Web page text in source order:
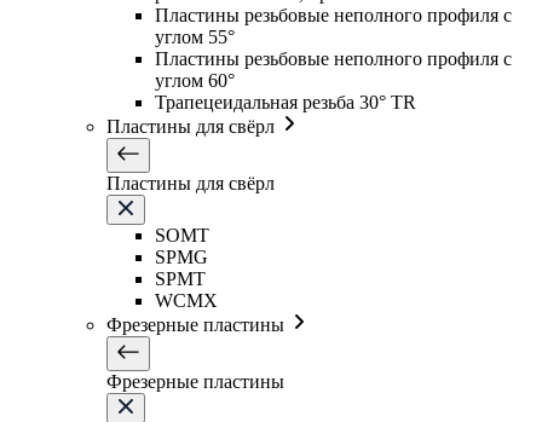
Пластины резьбовые неполного профиля с
углом 55°
Пластины резьбовые неполного профиля с
углом 60°
Трапецеидальная резьба 30° TR
Пластины для свёрл
Пластины для свёрл
SOMT
SPMG
SPMT
WCMX
Фрезерные пластины
Фрезерные пластины